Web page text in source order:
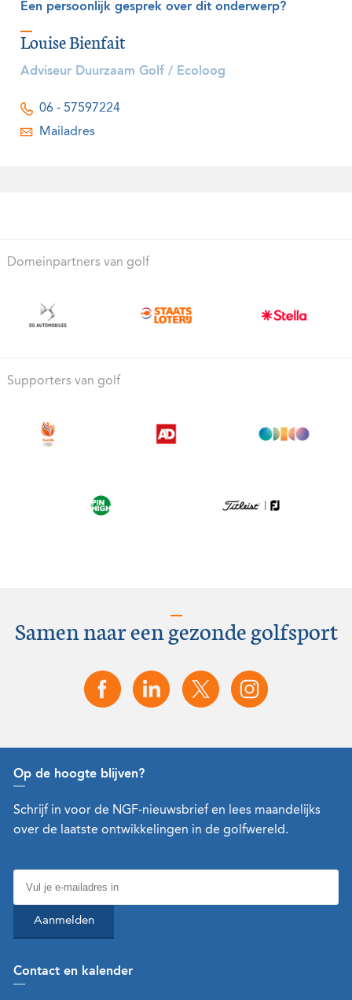
Een persoonlijk gesprek over dit onderwerp?
Louise Bienfait
Adviseur Duurzaam Golf / Ecoloog
06 - 57597224
Mailadres
Domeinpartners van golf
Supporters van golf
Samen naar een gezonde golfsport
Op de hoogte blijven?
Schrijf in voor de NGF-nieuwsbrief en lees maandelijks
over de laatste ontwikkelingen in de golfwereld.
Aanmelden
Contact en kalender